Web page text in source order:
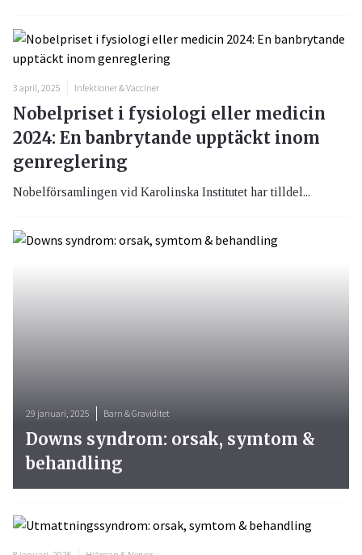
3 april, 2025 Infektioner & Vacciner
Nobelpriset i fysiologi eller medicin
2024: En banbrytande upptäckt inom
genreglering
Nobelförsamlingen vid Karolinska Institutet har tilldel...
29 januari, 2025 Barn & Graviditet
Downs syndrom: orsak, symtom &
behandling